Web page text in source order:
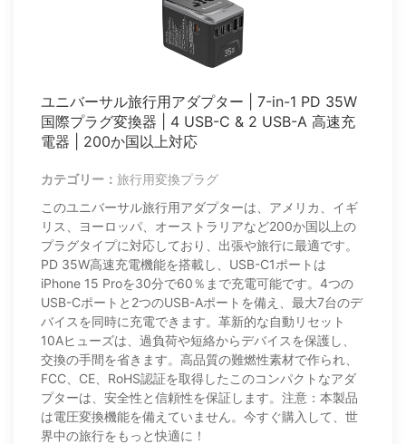
ユニバーサル旅行用アダプター | 7-in-1 PD 35W
国際プラグ変換器 | 4 USB-C & 2 USB-A 高速充
電器 | 200か国以上対応
カテゴリー： 旅行用変換プラグ
このユニバーサル旅行用アダプターは、アメリカ、イギ
リス、ヨーロッパ、オーストラリアなど200か国以上の
プラグタイプに対応しており、出張や旅行に最適です。
PD 35W高速充電機能を搭載し、USB-C1ポートは
iPhone 15 Proを30分で60％まで充電可能です。4つの
USB-Cポートと2つのUSB-Aポートを備え、最大7台のデ
バイスを同時に充電できます。革新的な自動リセット
10Aヒューズは、過負荷や短絡からデバイスを保護し、
交換の手間を省きます。高品質の難燃性素材で作られ、
FCC、CE、RoHS認証を取得したこのコンパクトなアダ
プターは、安全性と信頼性を保証します。注意：本製品
は電圧変換機能を備えていません。今すぐ購入して、世
界中の旅行をもっと快適に！